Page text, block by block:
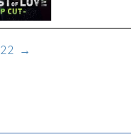
22 →